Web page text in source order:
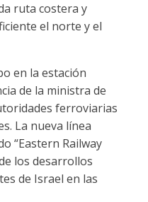
ruta costera y
el norte y el
en la estación
de la ministra de
ferroviarias
La nueva línea
“Eastern Railway
los desarrollos
de Israel en las